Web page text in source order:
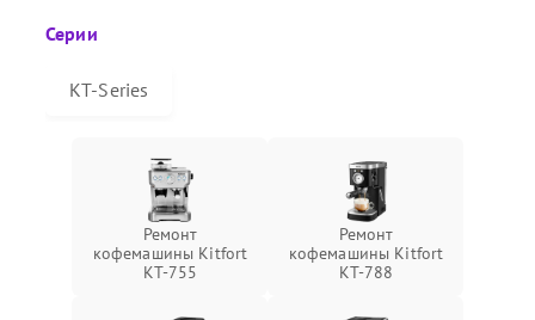
Серии
КТ-Series
Ремонт
кофемашины Kitfort
КТ-755
Ремонт
кофемашины Kitfort
КТ-788